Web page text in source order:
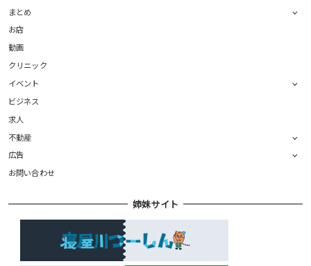
まとめ
お店
動画
クリニック
イベント
ビジネス
求人
不動産
広告
お問い合わせ
姉妹サイト